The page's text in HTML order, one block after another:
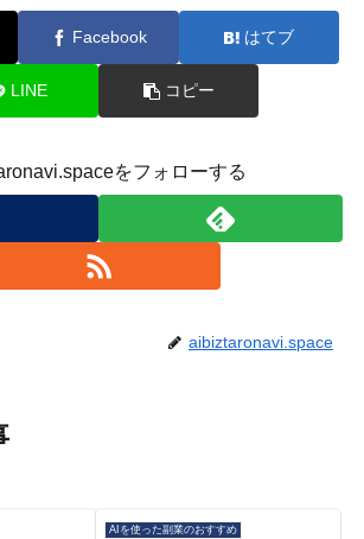
Facebook はてブ
LINE コピー
をフォローする
aibiztaronavi.space
AIを使った副業のおすすめ